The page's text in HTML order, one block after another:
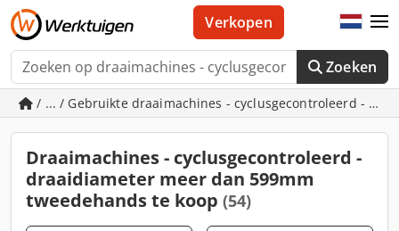
Zoeken
Verkopen
/ ... / Gebruikte draaimachines - cyclusgecontroleerd -
Draaimachines - cyclusgecontroleerd -
draaidiameter meer dan 599mm
tweedehands te koop (54)